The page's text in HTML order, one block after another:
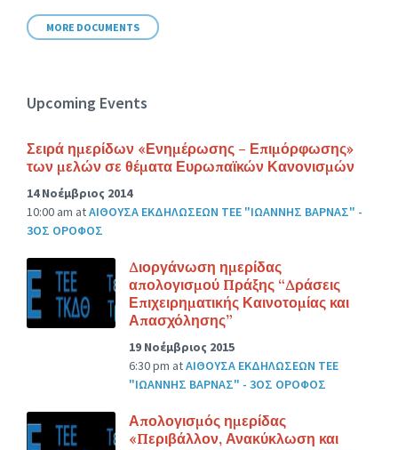
MORE DOCUMENTS
Upcoming Events
Σειρά ημερίδων «Ενημέρωσης – Επιμόρφωσης»
των μελών σε θέματα Ευρωπαϊκών Κανονισμών
14 Νοέμβριος 2014
10:00 am atΑΙΘΟΥΣΑ ΕΚΔΗΛΩΣΕΩΝ ΤΕΕ "ΙΩΑΝΝΗΣ ΒΑΡΝΑΣ" -
3ΟΣ ΟΡΟΦΟΣ
Διοργάνωση ημερίδας
απολογισμού Πράξης “Δράσεις
Επιχειρηματικής Καινοτομίας και
Απασχόλησης”
19 Νοέμβριος 2015
6:30 pm atΑΙΘΟΥΣΑ ΕΚΔΗΛΩΣΕΩΝ ΤΕΕ
"ΙΩΑΝΝΗΣ ΒΑΡΝΑΣ" - 3ΟΣ ΟΡΟΦΟΣ
Απολογισμός ημερίδας
«Περιβάλλον, Ανακύκλωση και